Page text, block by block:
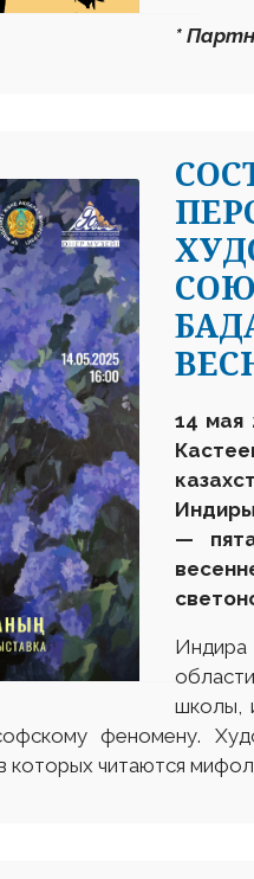
*
14 мая
—
Индира
школы,
феномену.
которых читаются